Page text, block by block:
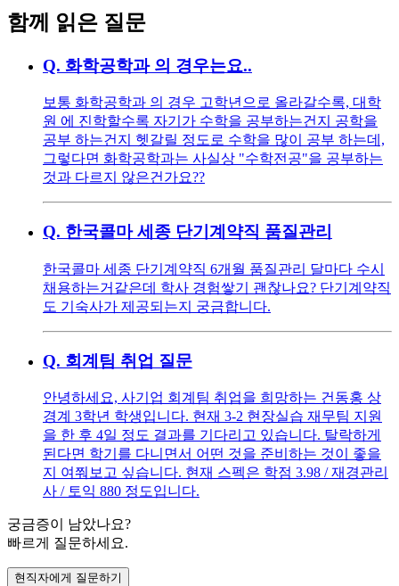
함께 읽은 질문
Q. 화학공학과 의 경우는요..
보통 화학공학과 의 경우 고학년으로 올라갈수록, 대학
원 에 진학할수록 자기가 수학을 공부하는건지 공학을
공부 하는건지 헷갈릴 정도로 수학을 많이 공부 하는데,
그렇다면 화학공학과는 사실상 "수학전공"을 공부하는
것과 다르지 않은건가요??
Q. 한국콜마 세종 단기계약직 품질관리
한국콜마 세종 단기계약직 6개월 품질관리 달마다 수시
채용하는거같은데 학사 경험쌓기 괜찮나요? 단기계약직
도 기숙사가 제공되는지 궁금합니다.
Q. 회계팀 취업 질문
안녕하세요, 사기업 회계팀 취업을 희망하는 건동홍 상
경계 3학년 학생입니다. 현재 3-2 현장실습 재무팀 지원
을 한 후 4일 정도 결과를 기다리고 있습니다. 탈락하게
된다면 학기를 다니면서 어떤 것을 준비하는 것이 좋을
지 여쭤보고 싶습니다. 현재 스펙은 학점 3.98 / 재경관리
사 / 토익 880 정도입니다.
궁금증이 남았나요?
빠르게 질문하세요.
현직자에게 질문하기